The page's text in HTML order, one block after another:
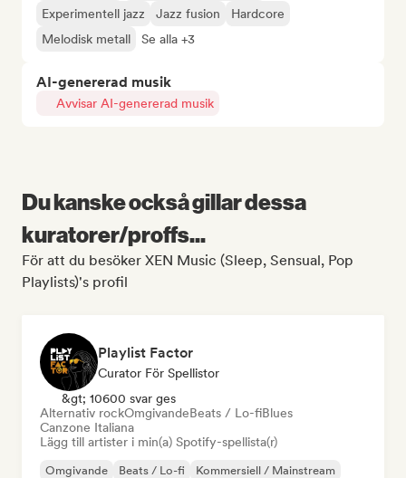
Experimentell jazz Jazz fusion
Hardcore
Melodisk metall
Se alla +3
AI-genererad musik
Avvisar AI-genererad musik
Du kanske också gillar dessa
kuratorer/proffs...
För att du besöker XEN Music (Sleep, Sensual, Pop
Playlists)'s profil
Playlist Factor
Curator För Spellistor
&gt; 10600 svar ges
Alternativ rockOmgivandeBeats / Lo-fiBlues
Canzone Italiana
Lägg till artister i min(a) Spotify-spellista(r)
Omgivande Beats / Lo-fi
Kommersiell / Mainstream